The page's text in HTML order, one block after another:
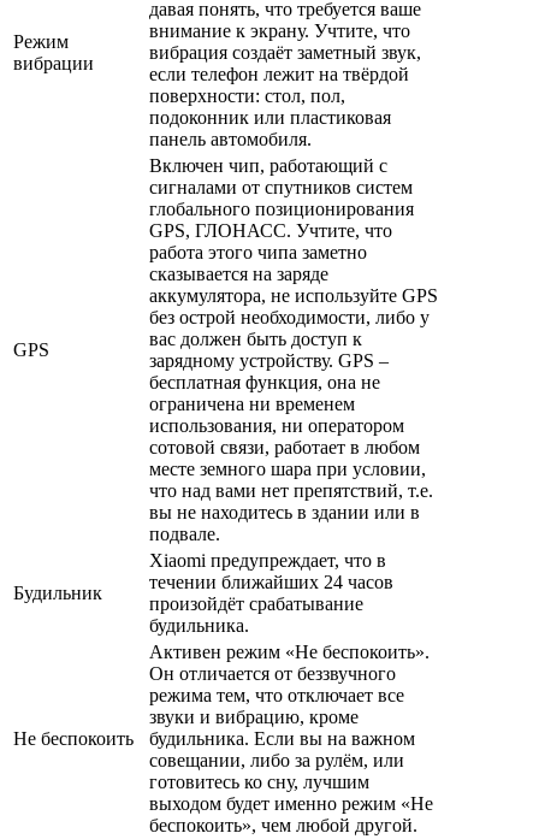
Режим
вибрации
давая понять, что требуется ваше
внимание к экрану. Учтите, что
вибрация создаёт заметный звук,
если телефон лежит на твёрдой
поверхности: стол, пол,
подоконник или пластиковая
панель автомобиля.
GPS
Включен чип, работающий с
сигналами от спутников систем
глобального позиционирования
GPS, ГЛОНАСС. Учтите, что
работа этого чипа заметно
сказывается на заряде
аккумулятора, не используйте GPS
без острой необходимости, либо у
вас должен быть доступ к
зарядному устройству. GPS –
бесплатная функция, она не
ограничена ни временем
использования, ни оператором
сотовой связи, работает в любом
месте земного шара при условии,
что над вами нет препятствий, т.е.
вы не находитесь в здании или в
подвале.
Будильник
Xiaomi предупреждает, что в
течении ближайших 24 часов
произойдёт срабатывание
будильника.
Не беспокоить
Активен режим «Не беспокоить».
Он отличается от беззвучного
режима тем, что отключает все
звуки и вибрацию, кроме
будильника. Если вы на важном
совещании, либо за рулём, или
готовитесь ко сну, лучшим
выходом будет именно режим «Не
беспокоить», чем любой другой.